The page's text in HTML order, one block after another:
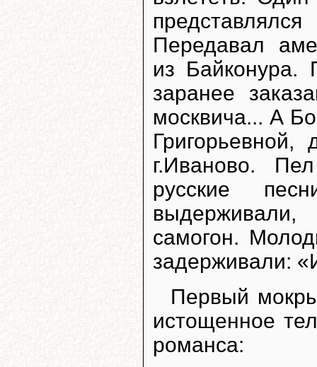
Передавал
из Байконура.
заранее
москвича... А
г.Иваново.
русские
самогон.
задерживали:
Первый
истощенное
романса: